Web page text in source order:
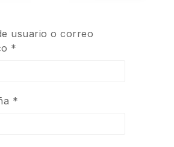
usuario o correo
*
*